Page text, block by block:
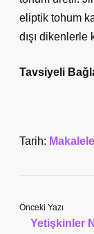
eliptik tohum
dışı dikenlerle
Tavsiyeli
Tarih:
Önceki Yazı
Yetişkinler